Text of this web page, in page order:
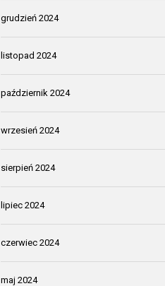
grudzień 2024
listopad 2024
październik 2024
wrzesień 2024
sierpień 2024
lipiec 2024
czerwiec 2024
maj 2024